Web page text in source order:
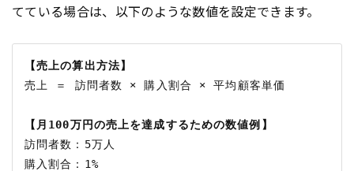
てている場合は、以下のような数値を設定できます。
【売上の算出方法】
売上 ＝ 訪問者数 × 購入割合 × 平均顧客単価
【月100万円の売上を達成するための数値例】
訪問者数：5万人
購入割合：1%